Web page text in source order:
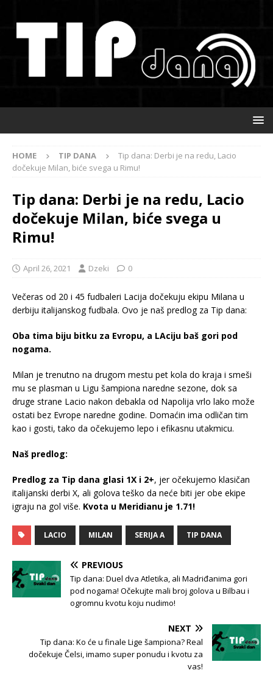
HOME TIP DANA
Tip dana: Derbi je na redu, Lacio
dočekuje Milan, biće svega u Rimu!
Tip dana: Derbi je na redu, Lacio
dočekuje Milan, biće svega u
Rimu!
April 26, 2021 Dzeki 0
Večeras od 20 i 45 fudbaleri Lacija dočekuju ekipu Milana u
derbiju italijanskog fudbala. Ovo je naš predlog za Tip dana:
Oba tima biju bitku za Evropu, a LAciju baš gori pod
nogama.
Milan je trenutno na drugom mestu pet kola do kraja i smeši
mu se plasman u Ligu šampiona naredne sezone, dok sa
druge strane Lacio nakon debakla od Napolija vrlo lako može
ostati bez Evrope naredne godine. Domaćin ima odličan tim
kao i gosti, tako da očekujemo lepo i efikasnu utakmicu.
Naš predlog:
Predlog za Tip dana glasi 1X i 2+, jer očekujemo klasičan
italijanski derbi X, ali golova teško da neće biti jer obe ekipe
igraju na gol više. Kvota u Meridianu je 1.71!
LACIO MILAN SERIJA A TIP DANA
PREVIOUS
Tip dana: Duel dva Atletika, ali Madriđanima gori
pod nogama! Očekujte mali broj golova u Bilbau i
ogromnu kvotu koju nudimo!
NEXT
Tip dana: Ko će u finale Lige šampiona? Real
dočekuje Čelsi, imamo super ponudu i kvotu za
vas!